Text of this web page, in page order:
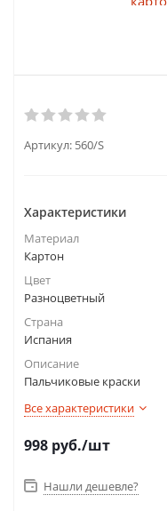
Артикул: 560/S
Характеристики
Материал
Картон
Цвет
Разноцветный
Страна
Испания
Описание
Пальчиковые краски
Все характеристики
998 руб./шт
Нашли дешевле?